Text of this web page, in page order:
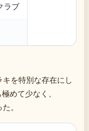
ラブ
を特別な存在にし
めて少なく、
。